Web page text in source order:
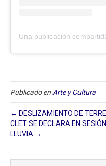
Publicado en Arte y Cultura
← DESLIZAMIENTO DE
CLET SE DECLARA EN
LLUVIA →